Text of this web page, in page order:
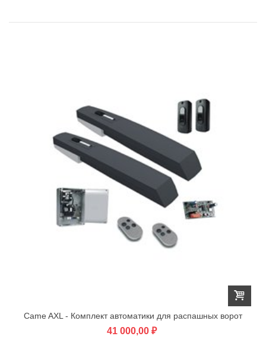
Came AXL - Комплект автоматики для распашных ворот
41 000,00 ₽